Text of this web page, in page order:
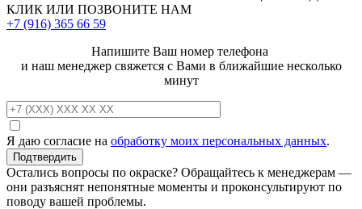
КЛИК ИЛИ ПОЗВОНИТЕ НАМ
+7 (916) 365 66 59
Напишите Ваш номер телефона
и наш менеджер свяжется с Вами в ближайшие несколько
минут
Я даю согласие на обработку моих персональных данных.
Остались вопросы по окраске? Обращайтесь к менеджерам —
они разъяснят непонятные моменты и проконсультируют по
поводу вашей проблемы.